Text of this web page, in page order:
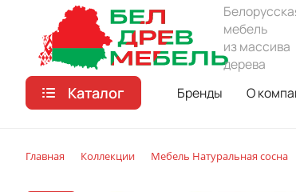
мебель
из массива
дерева
Каталог Бренды О
Главная Коллекции Мебель Натуральная сосна